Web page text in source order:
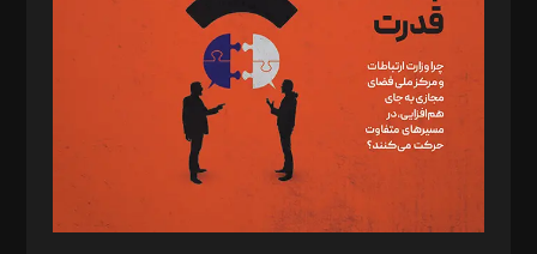
رستمی،مصطفی باستان
ویرایش: نگار استاد‌‌آقا
طراح یونیفرم: مجید توکلی
فیلمبرداری و عکاسی: امیر شفیعی، مانی لطفی زاده
گرافیک و صفحه‌آرایی: سید‌سبحان‌علی ثابت
مد‌یر توسعه تجاری: کامبیز برید‌
امور مالی: شاپور رهبری، محمد‌ کاظمی‌نیا